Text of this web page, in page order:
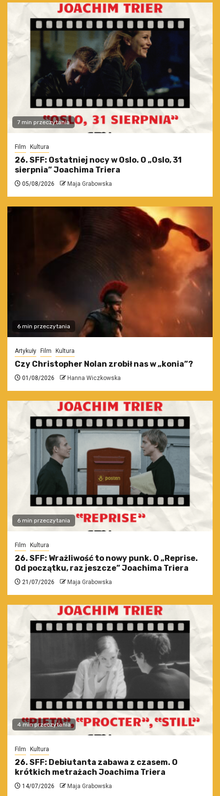
7 min przeczytania
Film Kultura
26. SFF: Ostatniej nocy w Oslo. O „Oslo, 31
sierpnia” Joachima Triera
05/08/2026 Maja Grabowska
6 min przeczytania
Artykuły Film Kultura
Czy Christopher Nolan zrobił nas w „konia”?
01/08/2026 Hanna Wiczkowska
6 min przeczytania
Film Kultura
26. SFF: Wrażliwość to nowy punk. O „Reprise.
Od początku, raz jeszcze” Joachima Triera
21/07/2026 Maja Grabowska
4 min przeczytania
Film Kultura
26. SFF: Debiutanta zabawa z czasem. O
krótkich metrażach Joachima Triera
14/07/2026 Maja Grabowska